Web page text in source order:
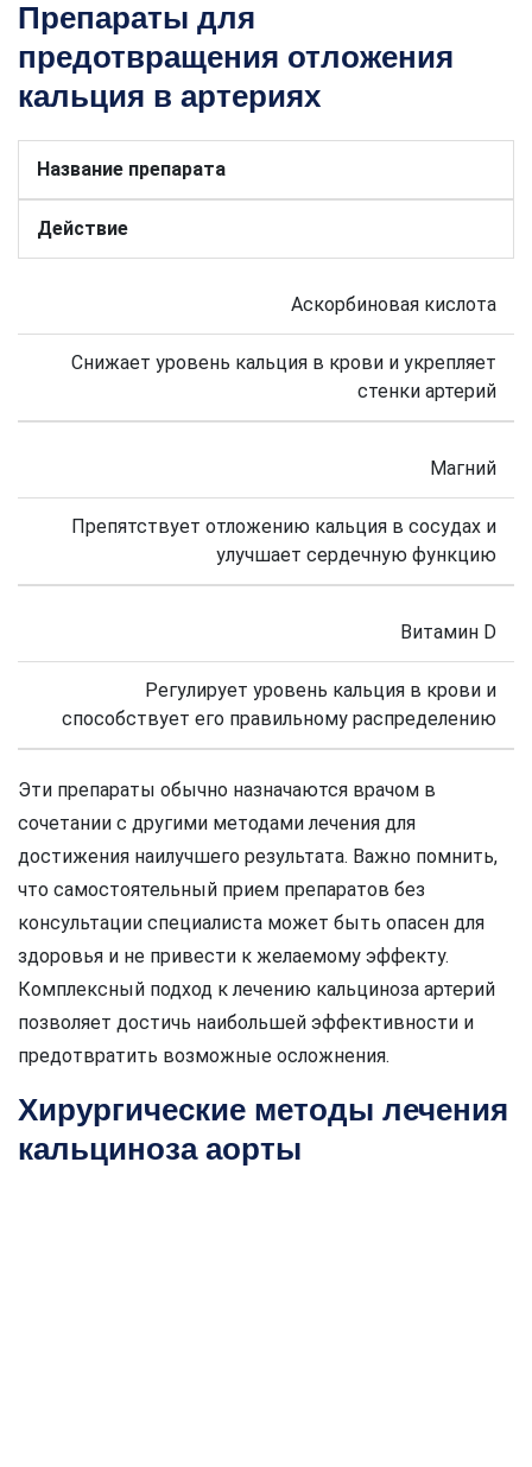
Препараты для
предотвращения отложения
кальция в артериях
Название препарата
Действие
Аскорбиновая кислота
Снижает уровень кальция в крови и укрепляет
стенки артерий
Магний
Препятствует отложению кальция в сосудах и
улучшает сердечную функцию
Витамин D
Регулирует уровень кальция в крови и
способствует его правильному распределению
Эти препараты обычно назначаются врачом в
сочетании с другими методами лечения для
достижения наилучшего результата. Важно помнить,
что самостоятельный прием препаратов без
консультации специалиста может быть опасен для
здоровья и не привести к желаемому эффекту.
Комплексный подход к лечению кальциноза артерий
позволяет достичь наибольшей эффективности и
предотвратить возможные осложнения.
Хирургические методы лечения
кальциноза аорты